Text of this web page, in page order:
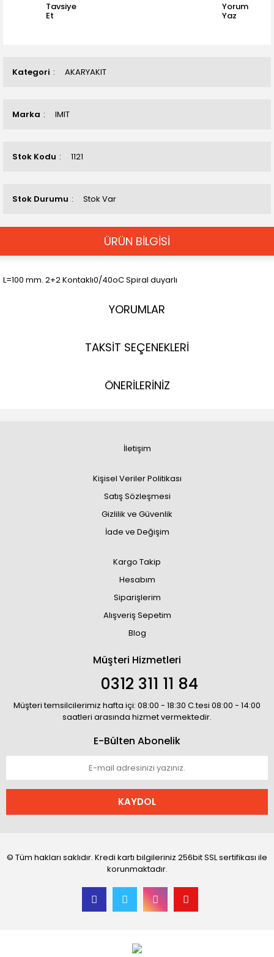
Kategori AKARYAKIT
Marka IMIT
Stok Kodu 1121
Stok Durumu Stok Var
Tavsiye
Et
Yorum
Yaz
ÜRÜN BİLGİSİ
L=100 mm. 2+2 Kontaklı0/40oC Spiral duyarlı
YORUMLAR
TAKSİT SEÇENEKLERİ
ÖNERİLERİNİZ
İletişim
Kişisel Veriler Politikası
Satış Sözleşmesi
Gizlilik ve Güvenlik
İade ve Değişim
Kargo Takip
Hesabım
Siparişlerim
Alışveriş Sepetim
Blog
Müşteri Hizmetleri
0312 311 11 84
Müşteri temsilcilerimiz hafta içi: 08:00 - 18:30 C.tesi 08:00 - 14:00
saatleri arasında hizmet vermektedir.
E-Bülten Abonelik
KAYDOL
© Tüm hakları saklıdır. Kredi kartı bilgileriniz 256bit SSL sertifikası ile
korunmaktadır.